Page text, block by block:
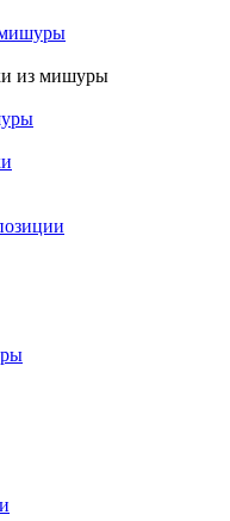
из мишуры